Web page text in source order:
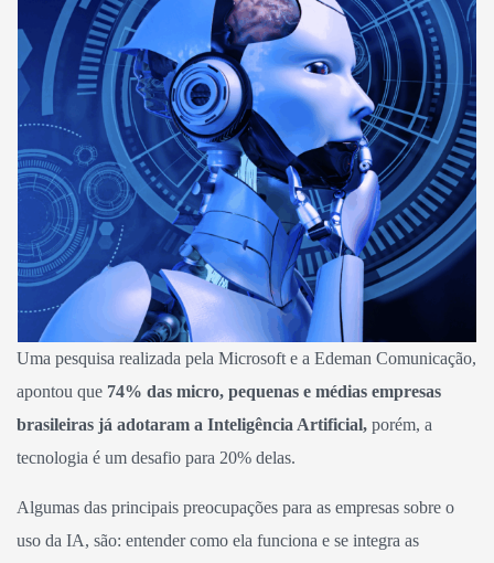
Uma pesquisa realizada pela Microsoft e a Edeman Comunicação,
apontou que 74% das micro, pequenas e médias empresas
brasileiras já adotaram a Inteligência Artificial, porém, a
tecnologia é um desafio para 20% delas.
Algumas das principais preocupações para as empresas sobre o
uso da IA, são: entender como ela funciona e se integra as